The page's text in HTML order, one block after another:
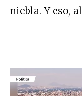
niebla. Y eso,